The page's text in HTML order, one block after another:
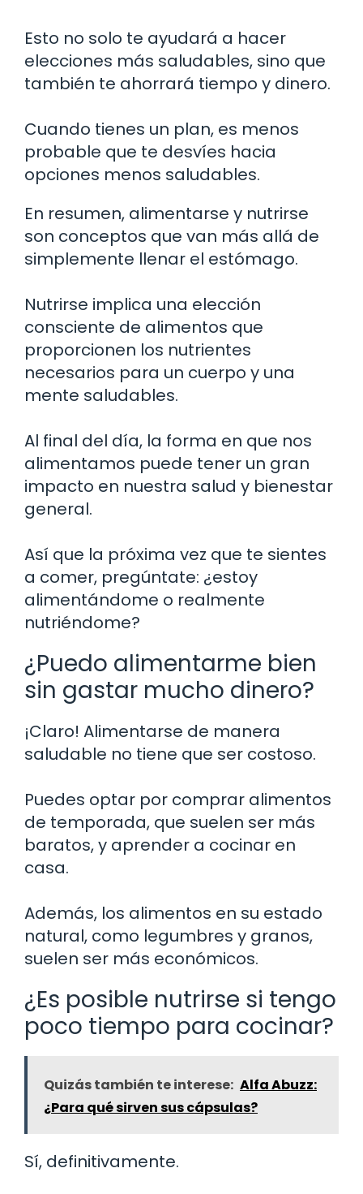
Esto no solo te ayudará a hacer
elecciones más saludables, sino que
también te ahorrará tiempo y dinero.
Cuando tienes un plan, es menos
probable que te desvíes hacia
opciones menos saludables.
En resumen, alimentarse y nutrirse
son conceptos que van más allá de
simplemente llenar el estómago.
Nutrirse implica una elección
consciente de alimentos que
proporcionen los nutrientes
necesarios para un cuerpo y una
mente saludables.
Al final del día, la forma en que nos
alimentamos puede tener un gran
impacto en nuestra salud y bienestar
general.
Así que la próxima vez que te sientes
a comer, pregúntate: ¿estoy
alimentándome o realmente
nutriéndome?
¿Puedo alimentarme bien
sin gastar mucho dinero?
¡Claro! Alimentarse de manera
saludable no tiene que ser costoso.
Puedes optar por comprar alimentos
de temporada, que suelen ser más
baratos, y aprender a cocinar en
casa.
Además, los alimentos en su estado
natural, como legumbres y granos,
suelen ser más económicos.
¿Es posible nutrirse si tengo
poco tiempo para cocinar?
Quizás también te interese: Alfa Abuzz:
¿Para qué sirven sus cápsulas?
Sí, definitivamente.